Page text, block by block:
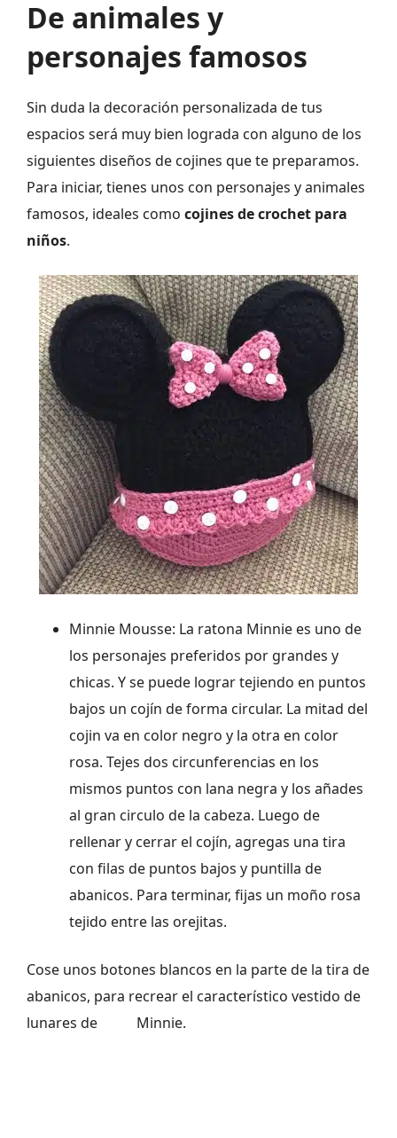
De animales y
personajes famosos
Sin duda la decoración personalizada de tus
espacios será muy bien lograda con alguno de los
siguientes diseños de cojines que te preparamos.
Para iniciar, tienes unos con personajes y animales
famosos, ideales como cojines de crochet para
niños.
Minnie Mousse: La ratona Minnie es uno de
los personajes preferidos por grandes y
chicas. Y se puede lograr tejiendo en puntos
bajos un cojín de forma circular. La mitad del
cojin va en color negro y la otra en color
rosa. Tejes dos circunferencias en los
mismos puntos con lana negra y los añades
al gran circulo de la cabeza. Luego de
rellenar y cerrar el cojín, agregas una tira
con filas de puntos bajos y puntilla de
abanicos. Para terminar, fijas un moño rosa
tejido entre las orejitas.
Cose unos botones blancos en la parte de la tira de
abanicos, para recrear el característico vestido de
lunares de Minnie.